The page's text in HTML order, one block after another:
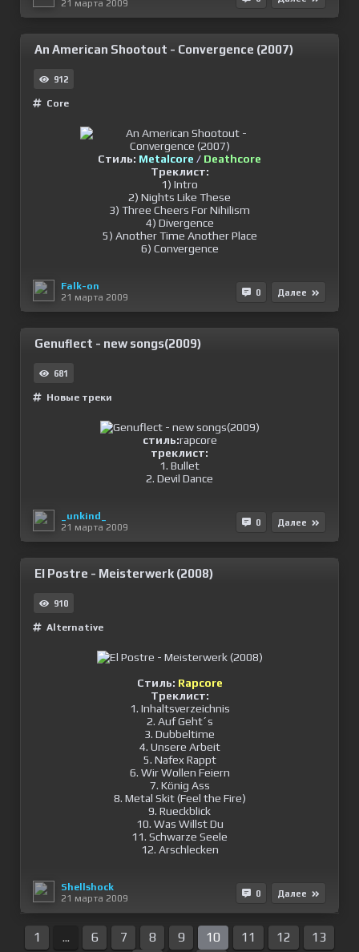
21 марта 2009
An American Shootout - Convergence (2007)
912
Сore
Стиль: Metalcore / Deathcore
Треклист:
1) Intro
2) Nights Like These
3) Three Cheers For Nihilism
4) Divergence
5) Another Time Another Place
6) Convergence
Falk-on
21 марта 2009
0 Далее
Genuflect - new songs(2009)
681
Новые треки
стиль:rapcore
треклист:
1. Bullet
2. Devil Dance
_unkind_
21 марта 2009
0 Далее
El Postre - Meisterwerk (2008)
910
Alternative
Стиль: Rapcore
Треклист:
1. Inhaltsverzeichnis
2. Auf Geht´s
3. Dubbeltime
4. Unsere Arbeit
5. Nafex Rappt
6. Wir Wollen Feiern
7. König Ass
8. Metal Skit (Feel the Fire)
9. Rueckblick
10. Was Willst Du
11. Schwarze Seele
12. Arschlecken
Shellshock
21 марта 2009
0 Далее
1 ... 6 7 8 9 10 11 12 13